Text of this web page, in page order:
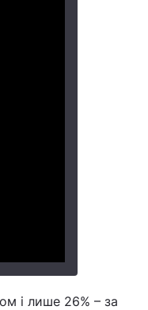
і лише 26% – за